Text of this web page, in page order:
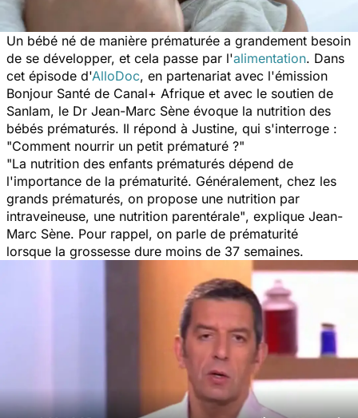
Un bébé né de manière prématurée a grandement besoin
de se développer, et cela passe par l'alimentation. Dans
cet épisode d'AlloDoc, en partenariat avec l'émission
Bonjour Santé de Canal+ Afrique et avec le soutien de
Sanlam, le Dr Jean-Marc Sène évoque la nutrition des
bébés prématurés. Il répond à Justine, qui s'interroge :
"Comment nourrir un petit prématuré ?"
"La nutrition des enfants prématurés dépend de
l'importance de la prématurité. Généralement, chez les
grands prématurés, on propose une nutrition par
intraveineuse, une nutrition parentérale", explique Jean-
Marc Sène. Pour rappel, on parle de prématurité
lorsque la grossesse dure moins de 37 semaines.